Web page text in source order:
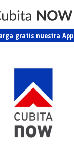
gratis nuestra App